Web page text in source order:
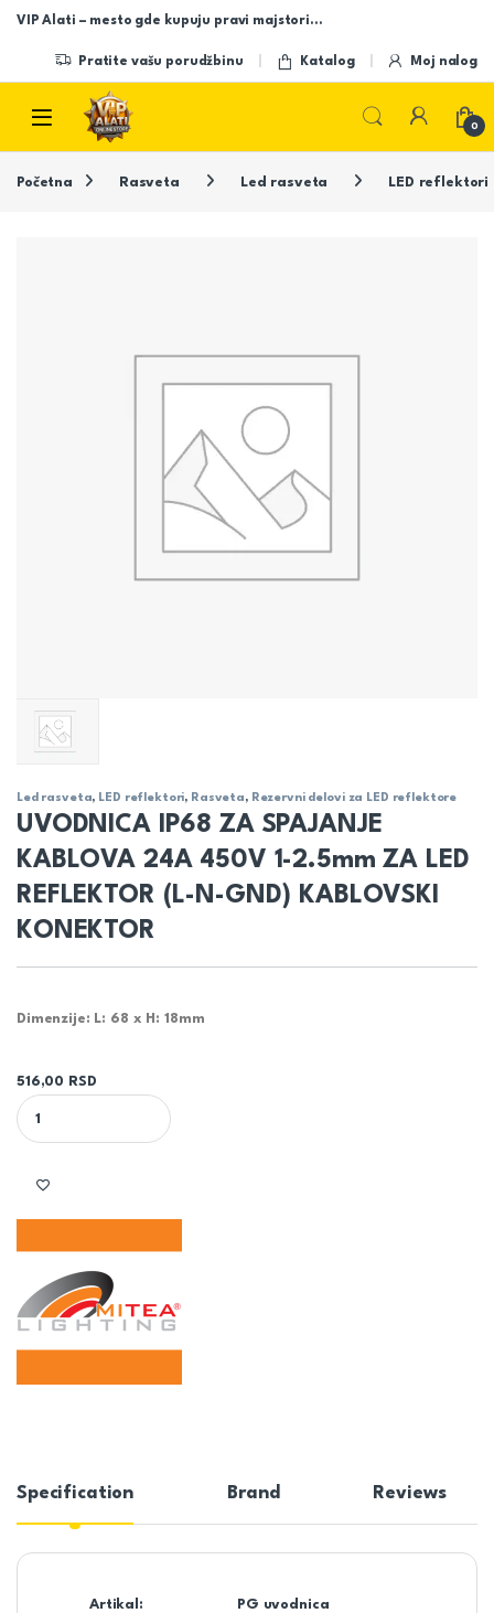
Skip to navigation
Skip to content
VIP Alati – mesto gde kupuju pravi majstori…
Pratite vašu porudžbinu Katalog Moj nalog
Open
0
Početna Rasveta Led rasveta LED reflektori
Led rasveta, LED reflektori, Rasveta, Rezervni delovi za LED reflektore
UVODNICA IP68 ZA SPAJANJE
KABLOVA 24A 450V 1-2.5mm ZA LED
REFLEKTOR (L-N-GND) KABLOVSKI
KONEKTOR
Dimenzije: L: 68 x H: 18mm
516,00
RSD
UVODNICA IP68 ZA SPAJANJE KABLOVA 24A 450V 1-2.5mm ZA
Specification Brand Reviews
Artikal: PG uvodnica